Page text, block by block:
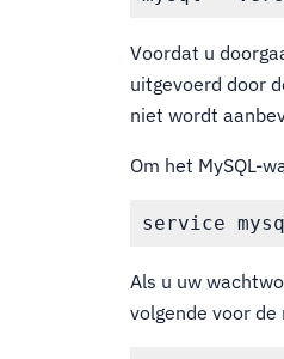
Voordat u
uitgevoerd door
niet wordt
Om het MySQL-
Als u uw
volgende voor